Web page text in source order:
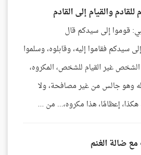
للقادم والقيام إلى القادم
قوموا إلى سيدكم قال
سيدكم فقاموا إليه، وقابلوه، وسلموا
الشخص غير القيام للشخص، المكروه،
له وهو جالس من غير مصافحة، ولا
إعظامًا، هذا مكروه،... من ...
ضالة الغنم